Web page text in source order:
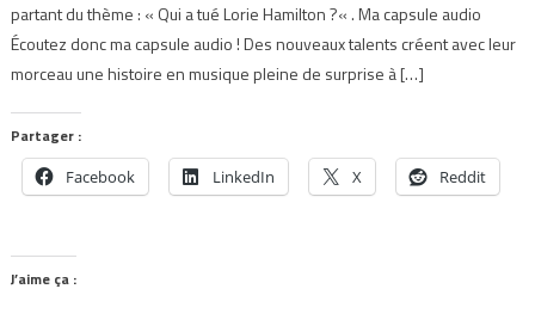
partant du thème : « Qui a tué Lorie Hamilton ?« . Ma capsule audio
Écoutez donc ma capsule audio ! Des nouveaux talents créent avec leur
morceau une histoire en musique pleine de surprise à […]
Partager :
Facebook LinkedIn X Reddit
J’aime ça :